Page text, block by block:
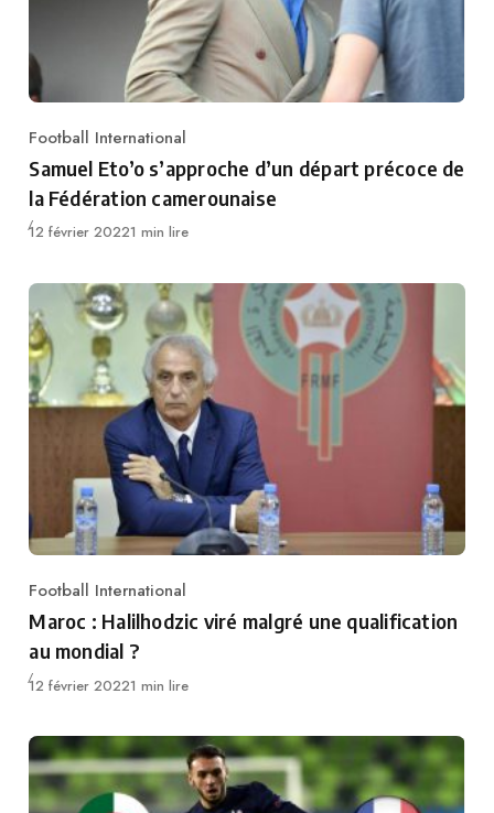
Category
Football International
Samuel Eto’o s’approche d’un départ précoce de
la Fédération camerounaise
Publié
12 février 20221 min lire
Category
Football International
Maroc : Halilhodzic viré malgré une qualification
au mondial ?
Publié
12 février 20221 min lire